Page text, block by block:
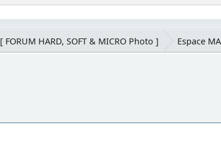
[ FORUM HARD, SOFT & MICRO Photo ] Espace